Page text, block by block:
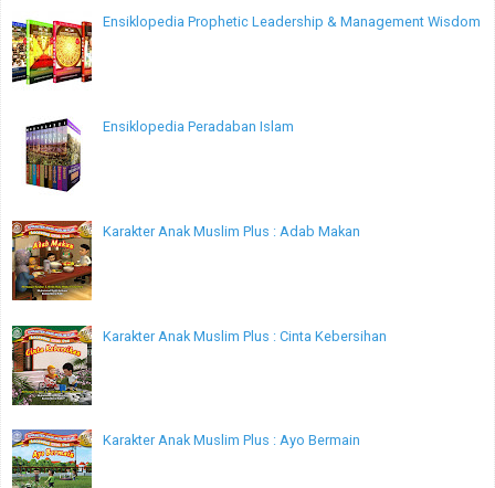
Ensiklopedia Prophetic Leadership & Management Wisdom
Ensiklopedia Peradaban Islam
Karakter Anak Muslim Plus : Adab Makan
Karakter Anak Muslim Plus : Cinta Kebersihan
Karakter Anak Muslim Plus : Ayo Bermain